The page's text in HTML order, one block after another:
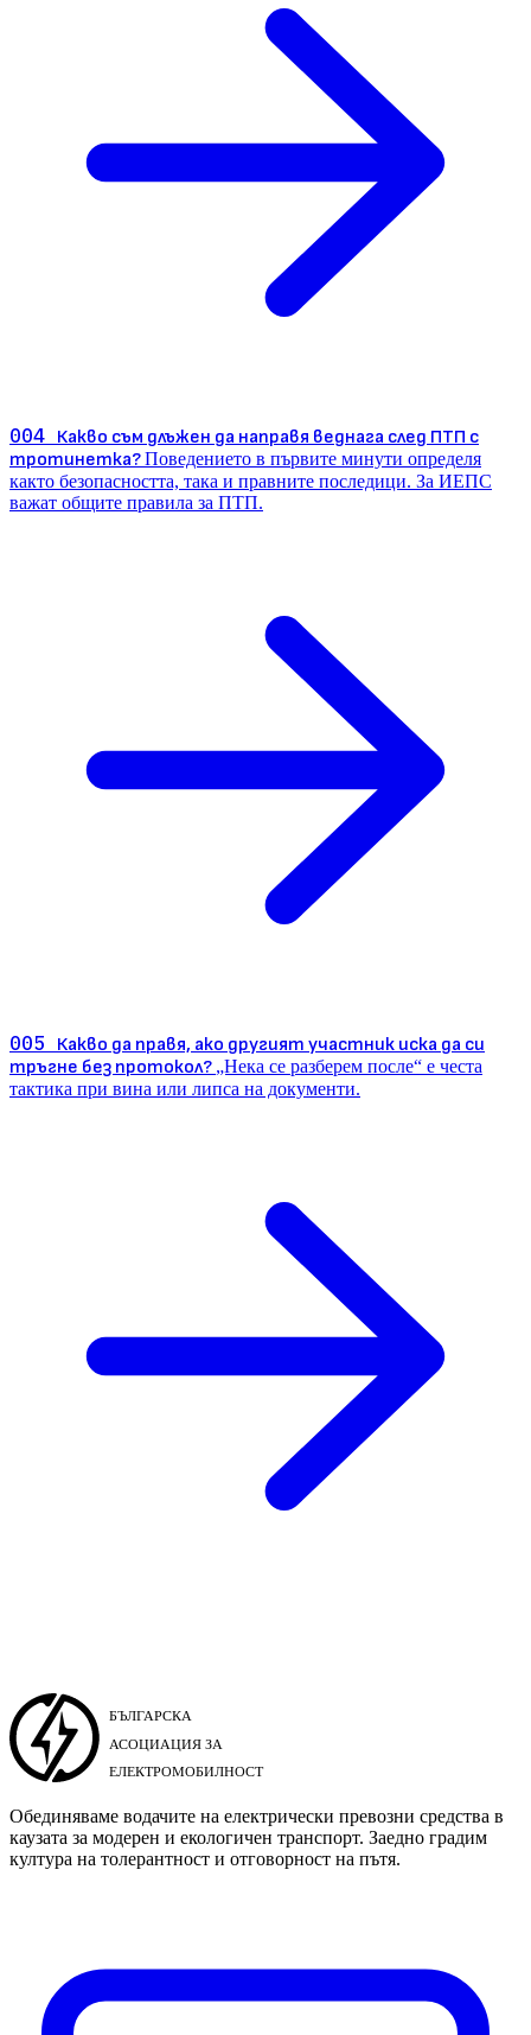
004 Какво съм длъжен да направя веднага след ПТП с
тротинетка?Поведението в първите минути определя
както безопасността, така и правните последици. За ИЕПС
важат общите правила за ПТП.
005 Какво да правя, ако другият участник иска да си
тръгне без протокол? „Нека се разберем после“ е честа
тактика при вина или липса на документи.
Обединяваме водачите на електрически превозни средства в
каузата за модерен и екологичен транспорт. Заедно градим
култура на толерантност и отговорност на пътя.